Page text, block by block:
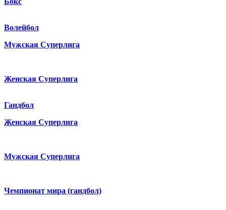
Волейбол
Мужская Суперлига
Женская Суперлига
Гандбол
Женская Суперлига
Мужская Суперлига
Чемпионат мира (гандбол)